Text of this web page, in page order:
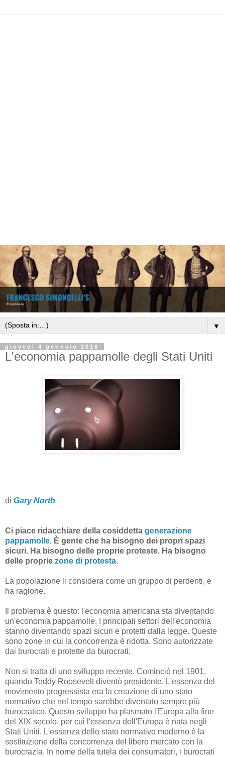
▼
giovedì 4 gennaio 2018
L'economia pappamolle degli Stati Uniti
di Gary North
Ci piace ridacchiare della cosiddetta generazione
pappamolle. È gente che ha bisogno dei propri spazi
sicuri. Ha bisogno delle proprie proteste. Ha bisogno
delle proprie zone di protesta.
La popolazione li considera come un gruppo di perdenti, e
ha ragione.
Il problema è questo: l'economia americana sta diventando
un'economia pappamolle. I principali settori dell'economia
stanno diventando spazi sicuri e protetti dalla legge. Queste
sono zone in cui la concorrenza è ridotta. Sono autorizzate
dai burocrati e protette da burocrati.
Non si tratta di uno sviluppo recente. Cominciò nel 1901,
quando Teddy Roosevelt diventò presidente. L'essenza del
movimento progressista era la creazione di uno stato
normativo che nel tempo sarebbe diventato sempre più
burocratico. Questo sviluppo ha plasmato l'Europa alla fine
del XIX secolo, per cui l'essenza dell'Europa è nata negli
Stati Uniti. L'essenza dello stato normativo moderno è la
sostituzione della concorrenza del libero mercato con la
burocrazia. In nome della tutela dei consumatori, i burocrati